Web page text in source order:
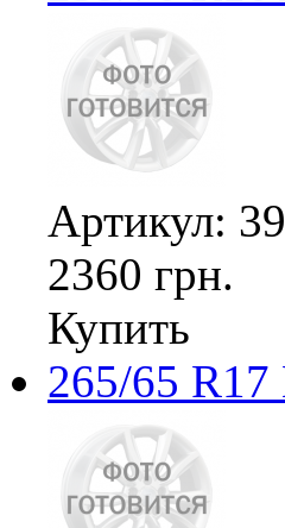
Артикул:
2360 грн.
Купить
265/65 R17